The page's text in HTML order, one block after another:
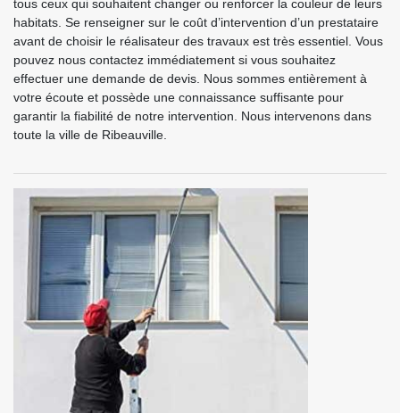
tous ceux qui souhaitent changer ou renforcer la couleur de leurs
habitats. Se renseigner sur le coût d’intervention d’un prestataire
avant de choisir le réalisateur des travaux est très essentiel. Vous
pouvez nous contactez immédiatement si vous souhaitez
effectuer une demande de devis. Nous sommes entièrement à
votre écoute et possède une connaissance suffisante pour
garantir la fiabilité de notre intervention. Nous intervenons dans
toute la ville de Ribeauville.